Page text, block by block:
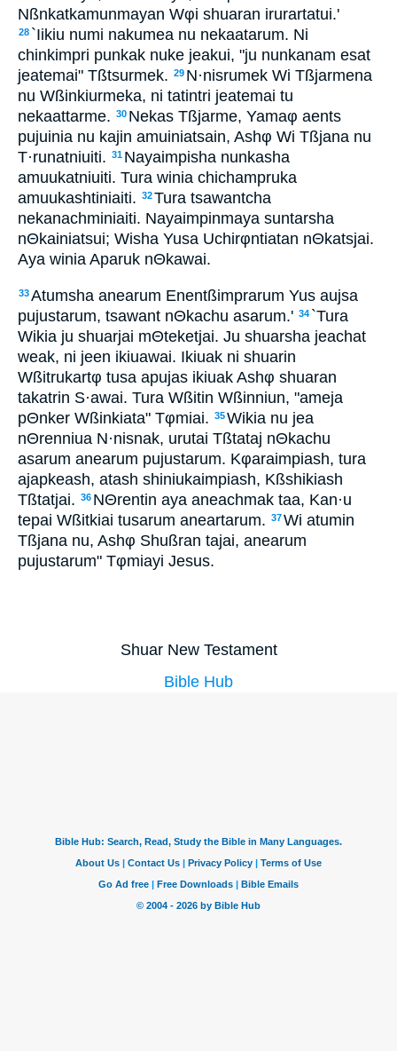
Nßnkatkamunmayan Wφi shuaran irurartatui.'
28 `Iikiu numi nakumea nu nekaatarum. Ni
chinkimpri punkak nuke jeakui, "ju nunkanam esat
jeatemai" Tßtsurmek. 29 N·nisrumek Wi Tßjarmena
nu Wßinkiurmeka, ni tatintri jeatemai tu
nekaattarme. 30 Nekas Tßjarme, Yamaφ aents
pujuinia nu kajin amuiniatsain, Ashφ Wi Tßjana nu
T·runatniuiti. 31 Nayaimpisha nunkasha
amuukatniuiti. Tura winia chichampruka
amuukashtiniaiti. 32Tura tsawantcha
nekanachminiaiti. Nayaimpinmaya suntarsha
nΘkainiatsui; Wisha Yusa Uchirφntiatan nΘkatsjai.
Aya winia Aparuk nΘkawai.
33Atumsha anearum Enentßimprarum Yus aujsa
pujustarum, tsawant nΘkachu asarum.' 34 `Tura
Wikia ju shuarjai mΘteketjai. Ju shuarsha jeachat
weak, ni jeen ikiuawai. Ikiuak ni shuarin
Wßitrukartφ tusa apujas ikiuak Ashφ shuaran
takatrin S·awai. Tura Wßitin Wßinniun, "ameja
pΘnker Wßinkiata" Tφmiai. 35Wikia nu jea
nΘrenniua N·nisnak, urutai Tßtataj nΘkachu
asarum anearum pujustarum. Kφaraimpiash, tura
ajapkeash, atash shiniukaimpiash, Kßshikiash
Tßtatjai. 36 NΘrentin aya aneachmak taa, Kan·u
tepai Wßitkiai tusarum aneartarum. 37Wi atumin
Tßjana nu, Ashφ Shußran tajai, anearum
pujustarum" Tφmiayi Jesus.
Shuar New Testament
Bible Hub